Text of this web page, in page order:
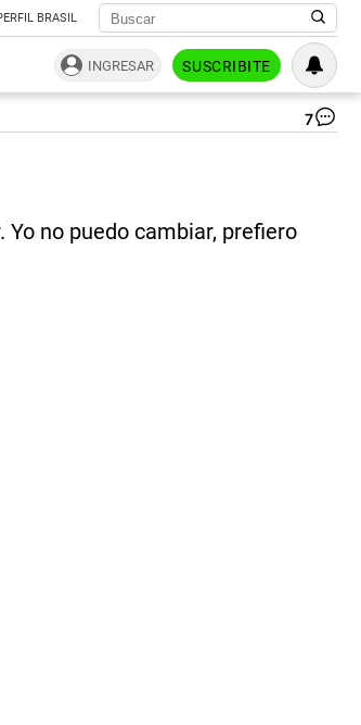
BRASIL
INGRESAR SUSCRIBITE
7
no puedo cambiar, prefiero